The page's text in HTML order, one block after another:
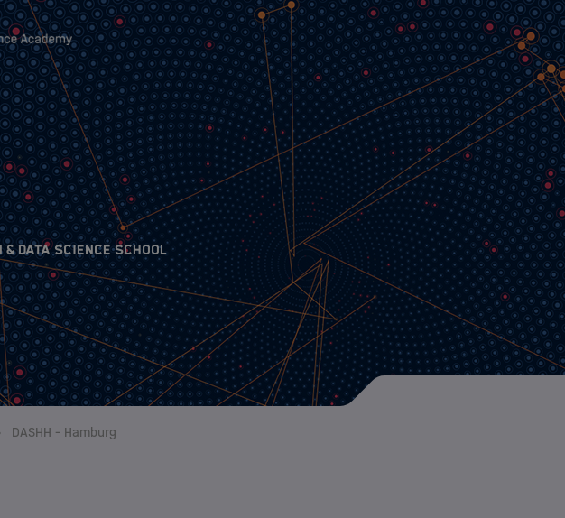
Schools
Research Schools
IDEAS - Leipzig /
HEIBRiDS - Berlin
HIDSS4Health -
MarDATA - Kiel /
HDS-LEE - Jülich
& DATA SCIENCE SCHOOL:
DASHH - Hamburg